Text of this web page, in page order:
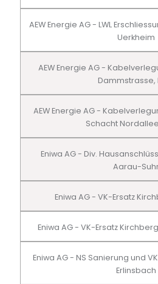
AEW Energie AG - LWL
Uerkheim
AEW Energie AG -
Dammstrasse,
AEW Energie AG -
Schacht
Eniwa AG - Div.
Aarau-
Eniwa AG - VK-Ersatz
Eniwa AG - VK-Ersatz
Eniwa AG - NS Sanierung und
Erlinsbach